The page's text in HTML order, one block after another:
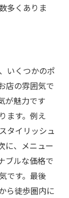
酒屋
民に人気の
多くありま
いくつかのポ
店の雰囲気で
が魅力です
ます。例え
タイリッシュ
に、メニュー
ブルな価格で
です。最後
ら徒歩圏内に